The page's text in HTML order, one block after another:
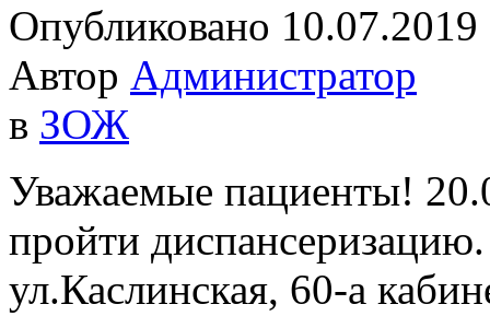
Опубликовано 10.07.2019
Автор Администратор
в ЗОЖ
Уважаемые пациенты!
пройти
ул.Каслинская, 60-а